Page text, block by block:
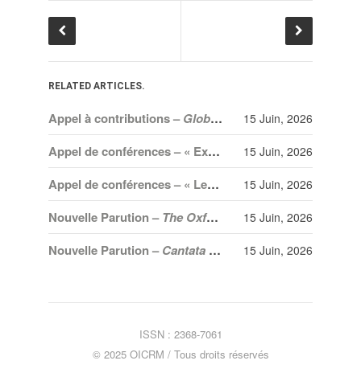
RELATED ARTICLES.
Appel à contributions –Global Black Vocalities: Interdisciplinary Perspectives on African and Afro-descendant Expressive Cultures 15 Juin, 2026
Appel de conférences – « Expressions sonores de la violence et transformations technologiques dans le cinéma européen, des années 1970 à la transition numérique » – 30 septembre 2026 15 Juin, 2026
Appel de conférences – « Les rencontres de musicologie médiévalle » – 30 juin 2026 15 Juin, 2026
Nouvelle Parution –The Oxford Handbook of Orchestration Studies 15 Juin, 2026
Nouvelle Parution –Cantata profana: Bartók’s Sacred Bridge 15 Juin, 2026
ISSN : 2368-7061
© 2025 OICRM / Tous droits réservés